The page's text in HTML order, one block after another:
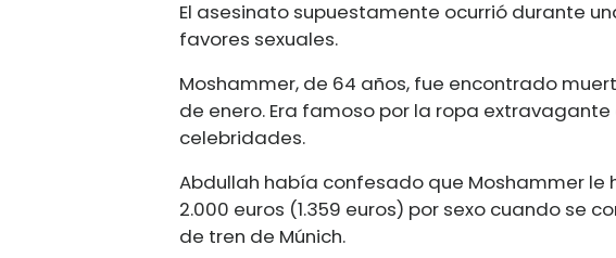
El asesinato supuestamente ocurrió durante
favores sexuales.
Moshammer, de 64 años, fue encontrado
de enero. Era famoso por la ropa
celebridades.
Abdullah había confesado que Moshammer
2.000 euros (1.359 euros) por sexo cuando se
de tren de Múnich.